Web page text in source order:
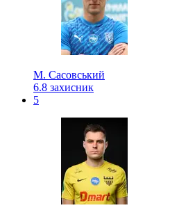
М. Сасовський
6.8 захисник
5